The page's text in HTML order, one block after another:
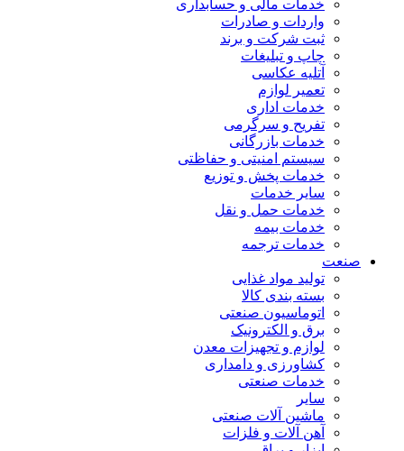
خدمات مالی و حسابداری
واردات و صادرات
ثبت شرکت و برند
چاپ و تبلیغات
آتلیه عکاسی
تعمیر لوازم
خدمات اداری
تفریح و سرگرمی
خدمات بازرگانی
سیستم امنیتی و حفاظتی
خدمات پخش و توزیع
سایر خدمات
خدمات حمل و نقل
خدمات بیمه
خدمات ترجمه
صنعت
تولید مواد غذایی
بسته بندی کالا
اتوماسیون صنعتی
برق و الکترونیک
لوازم و تجهیزات معدن
کشاورزی و دامداری
خدمات صنعتی
سایر
ماشین آلات صنعتی
آهن آلات و فلزات